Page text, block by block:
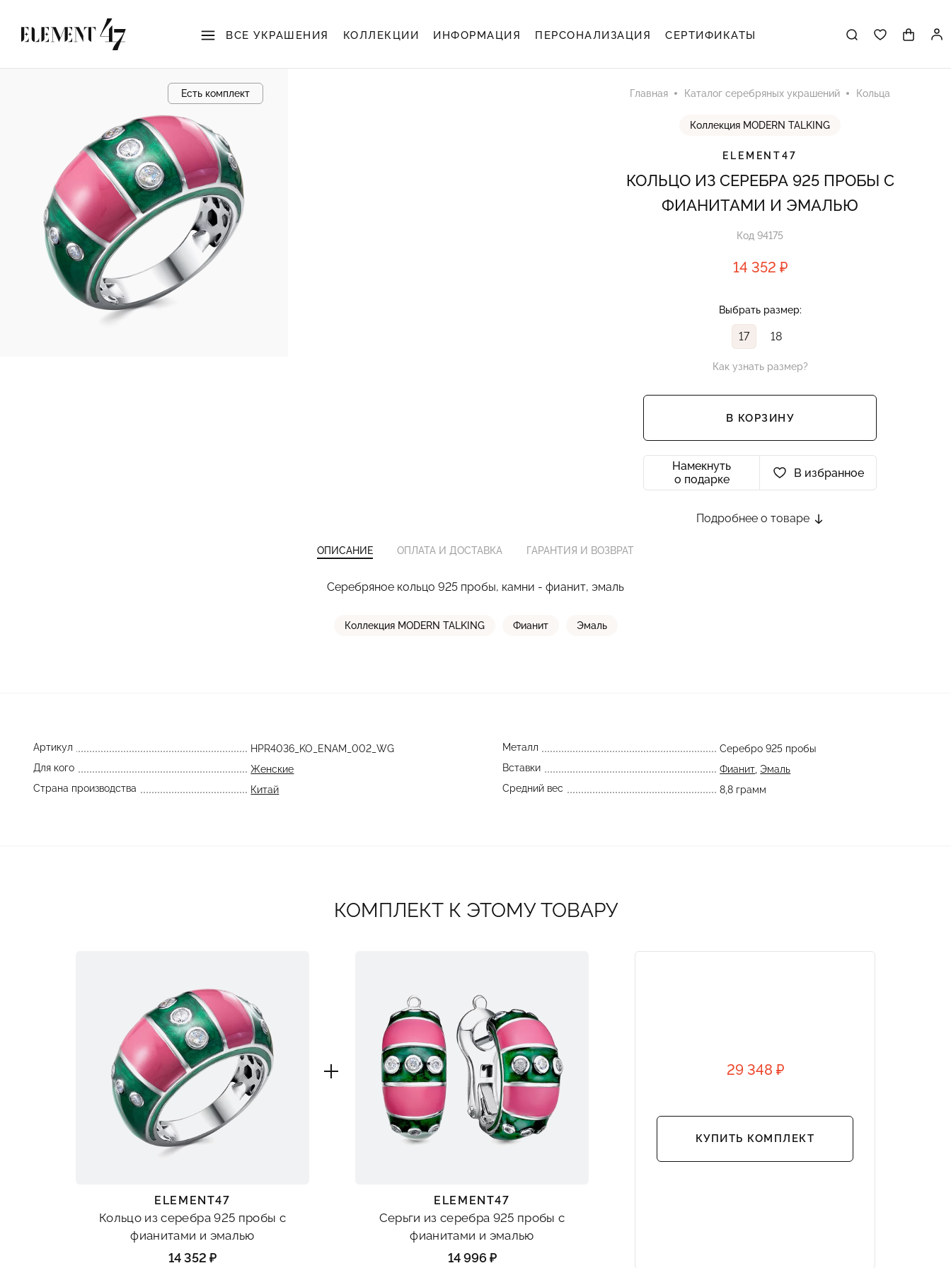
ВСЕ УКРАШЕНИЯ КОЛЛЕКЦИИ ИНФОРМАЦИЯ ПЕРСОНАЛИЗАЦИЯ СЕРТИФИКАТЫ
Есть комплект Главная Каталог серебряных украшений Кольца
Коллекция MODERN TALKING
ELEMENT47
КОЛЬЦО ИЗ СЕРЕБРА 925 ПРОБЫ С
ФИАНИТАМИ И ЭМАЛЬЮ
Код 94175
14 352 ₽
Выбрать размер:
17 18
Как узнать размер?
В КОРЗИНУ
Намекнуть
о подарке
В избранное
Подробнее о товаре
ОПИСАНИЕ ОПЛАТА И ДОСТАВКА ГАРАНТИЯ И ВОЗВРАТ
Серебряное кольцо 925 пробы, камни - фианит, эмаль
Коллекция MODERN TALKING Фианит Эмаль
Артикул
HPR4036_KO_ENAM_002_WG
Для кого
Женские
Страна производства
Китай
Металл
Серебро 925 пробы
Вставки
Фианит Эмаль
Средний вес
8,8 грамм
КОМПЛЕКТ К ЭТОМУ ТОВАРУ
ELEMENT47
Кольцо из серебра 925 пробы с
фианитами и эмалью
14 352 ₽
ELEMENT47
Серьги из серебра 925 пробы с
фианитами и эмалью
14 996 ₽
29 348 ₽
КУПИТЬ КОМПЛЕКТ